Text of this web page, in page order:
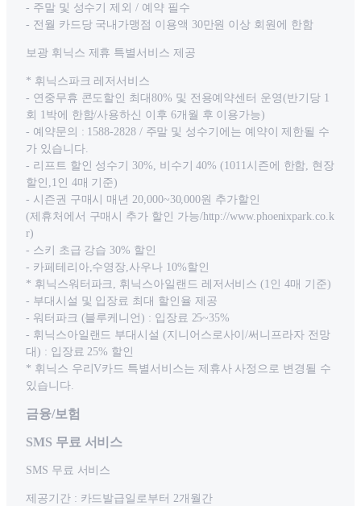
- 주말 및 성수기 제외 / 예약 필수
- 전월 카드당 국내가맹점 이용액 30만원 이상 회원에 한함
보광 휘닉스 제휴 특별서비스 제공
* 휘닉스파크 레저서비스
- 연중무휴 콘도할인 최대80% 및 전용예약센터 운영(반기당 1
회 1박에 한함/사용하신 이후 6개월 후 이용가능)
- 예약문의 : 1588-2828 / 주말 및 성수기에는 예약이 제한될 수
가 있습니다.
- 리프트 할인 성수기 30%, 비수기 40% (1011시즌에 한함, 현장
할인,1인 4매 기준)
- 시즌권 구매시 매년 20,000~30,000원 추가할인
(제휴처에서 구매시 추가 할인 가능/http://www.phoenixpark.co.k
r)
- 스키 초급 강습 30% 할인
- 카페테리아,수영장,사우나 10%할인
* 휘닉스워터파크, 휘닉스아일랜드 레저서비스 (1인 4매 기준)
- 부대시설 및 입장료 최대 할인율 제공
- 워터파크 (블루케니언) : 입장료 25~35%
- 휘닉스아일랜드 부대시설 (지니어스로사이/써니프라자 전망
대) : 입장료 25% 할인
* 휘닉스 우리V카드 특별서비스는 제휴사 사정으로 변경될 수
있습니다.
금융/보험
SMS 무료 서비스
SMS 무료 서비스
제공기간 : 카드발급일로부터 2개월간